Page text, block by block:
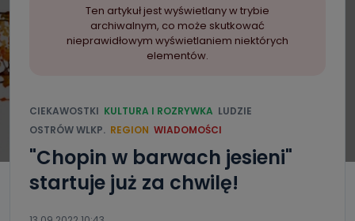
Ten artykuł jest wyświetlany w trybie
archiwalnym, co może skutkować
nieprawidłowym wyświetlaniem niektórych
elementów.
CIEKAWOSTKI KULTURA I ROZRYWKA LUDZIE
OSTRÓW WLKP. REGION WIADOMOŚCI
"Chopin w barwach jesieni"
startuje już za chwilę!